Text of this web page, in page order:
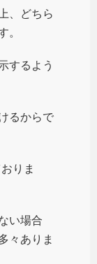
、どちら
。
するよう
るからで
りま
い場合
々ありま